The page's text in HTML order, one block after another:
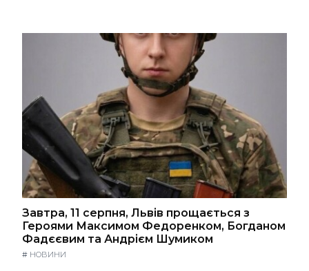
Завтра, 11 серпня, Львів прощається з
Героями Максимом Федоренком, Богданом
Фадєєвим та Андрієм Шумиком
# НОВИНИ